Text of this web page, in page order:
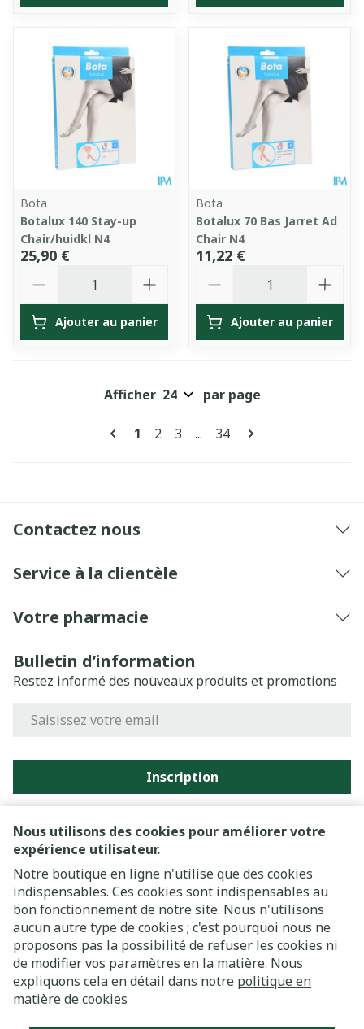
Nous utilisons des cookies pour améliorer votre
expérience utilisateur.
Notre boutique en ligne n'utilise que des cookies
indispensables. Ces cookies sont indispensables au
bon fonctionnement de notre site. Nous n'utilisons
aucun autre type de cookies ; c'est pourquoi nous ne
proposons pas la possibilité de refuser les cookies ni
de modifier vos paramètres en la matière. Nous
expliquons cela en détail dans notre politique en
matière de cookies
Bota
Botalux 140 Stay-up
Chair/huidkl N4
25,90 €
Ajouter au panier
Bota
Botalux 70 Bas Jarret Ad
Chair N4
11,22 €
Ajouter au panier
Pages
Vous lisez actuellement la page
1 Page
2 Page
3 ... Page
34
Afficher par page
Contactez nous
Service à la clientèle
Votre pharmacie
Bulletin d’information
Restez informé des nouveaux produits et promotions
Inscription
En cliquant sur s'abonner, vous vous abonnez à notre
newsletter et acceptez notrepolitique de confidentialité.
Liens légaux